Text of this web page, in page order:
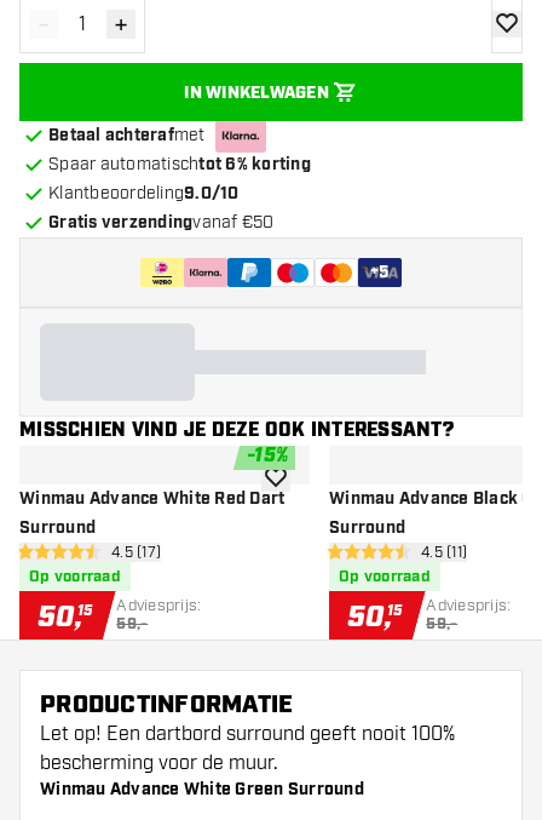
Verminder hoeveelheid
- Verhoog hoeveelheid
+
IN WINKELWAGEN
Betaal achterafmet
Spaar automatischtot 6% korting
Klantbeoordeling9.0/10
Gratis verzendingvanaf €50
+5
MISSCHIEN VIND JE DEZE OOK INTERESSANT?
-15%
Winmau Advance White Red Dart
Surround
open reviews drawer
4.5 score sterren4.5 (17)
Op voorraad
50,15 Adviesprijs:
59,-
toevoegen aan verlanglijst
Winmau Advance Black
Surround
open reviews
4.5 score sterren4.5 (11)
Op voorraad
50,15 Adviesprijs:
59,-
PRODUCTINFORMATIE
Let op! Een dartbord surround geeft nooit 100%
bescherming voor de muur.
Winmau Advance White Green Surround